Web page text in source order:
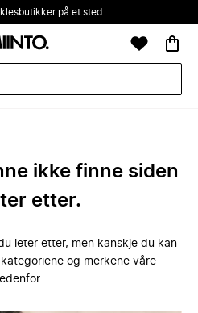
på et sted
ikke finne siden
etter.
leter etter, men kanskje du kan
og merkene våre